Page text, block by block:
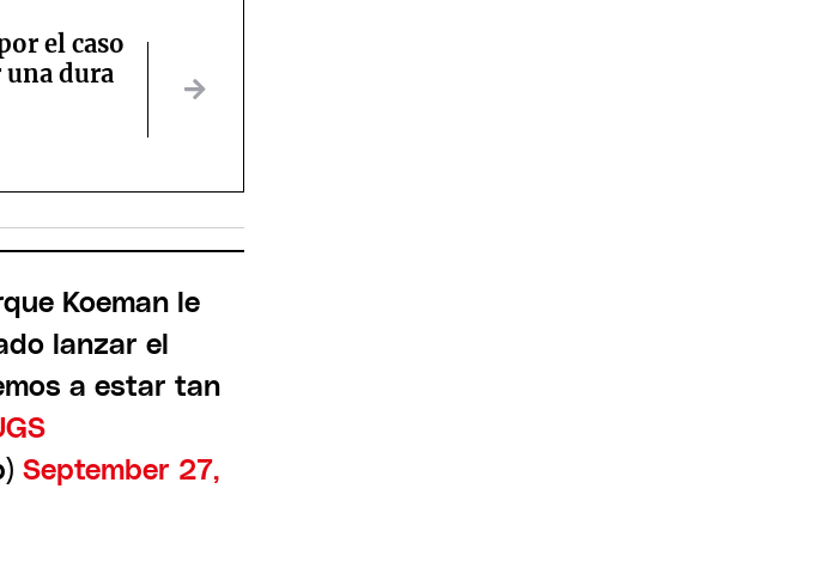
el caso
dura
Koeman le
lanzar el
a estar tan
September 27,